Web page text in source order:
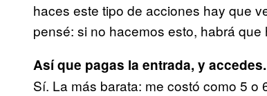
haces este tipo de acciones hay que
pensé: si no hacemos esto, habrá que
Así que pagas la entrada, y accedes.
Sí. La más barata: me costó como 5 o